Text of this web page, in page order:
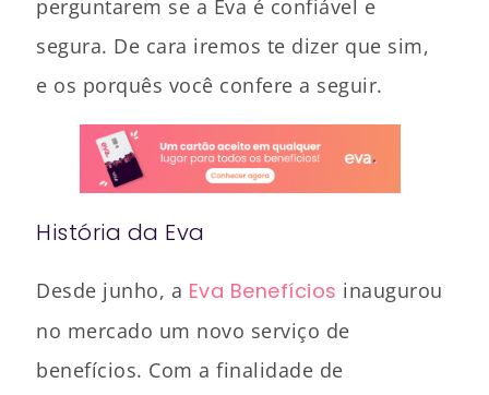
perguntarem se a Eva é confiável e
segura. De cara iremos te dizer que sim,
e os porquês você confere a seguir.
História da Eva
Desde junho, a Eva Benefícios inaugurou
no mercado um novo serviço de
benefícios. Com a finalidade de